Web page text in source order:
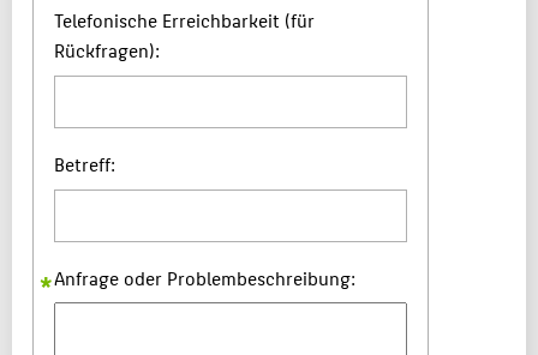
Telefonische Erreichbarkeit (für
Rückfragen):
Betreff:
Anfrage oder Problembeschreibung: